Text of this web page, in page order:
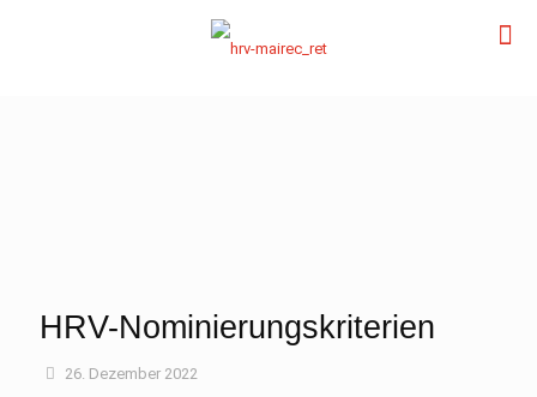
HRV-Nominierungskriterien
26. Dezember 2022